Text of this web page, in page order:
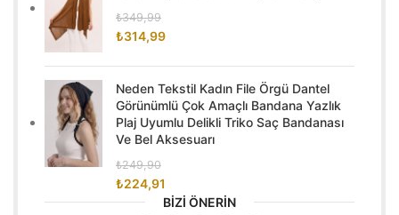
₺349,99
₺314,99
Neden Tekstil Kadın File Örgü Dantel
Görünümlü Çok Amaçlı Bandana Yazlık
Plaj Uyumlu Delikli Triko Saç Bandanası
Ve Bel Aksesuarı
₺249,90
₺224,91
BİZİ ÖNERİN